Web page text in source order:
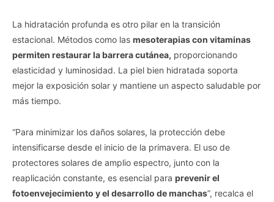
La hidratación profunda es otro pilar en la transición
estacional. Métodos como las mesoterapias con vitaminas
permiten restaurar la barrera cutánea, proporcionando
elasticidad y luminosidad. La piel bien hidratada soporta
mejor la exposición solar y mantiene un aspecto saludable por
más tiempo.
“Para minimizar los daños solares, la protección debe
intensificarse desde el inicio de la primavera. El uso de
protectores solares de amplio espectro, junto con la
reaplicación constante, es esencial para prevenir el
fotoenvejecimiento y el desarrollo de manchas”, recalca el